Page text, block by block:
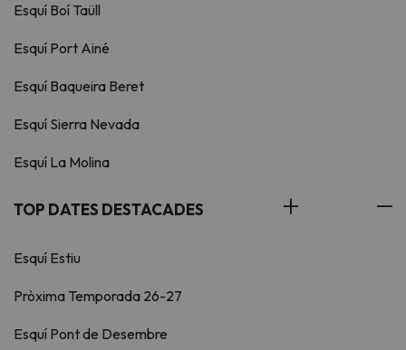
Esquí Boí Taüll
Esquí Port Ainé
Esquí Baqueira Beret
Esquí Sierra Nevada
Esquí La Molina
TOP DATES DESTACADES
Esquí Estiu
Pròxima Temporada 26-27
Esquí Pont de Desembre